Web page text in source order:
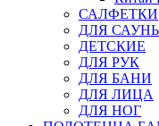
САЛФЕТКИ
ДЛЯ
ДЕТСКИЕ
ДЛЯ РУК
ДЛЯ БАНИ
ДЛЯ ЛИЦА
ДЛЯ НОГ